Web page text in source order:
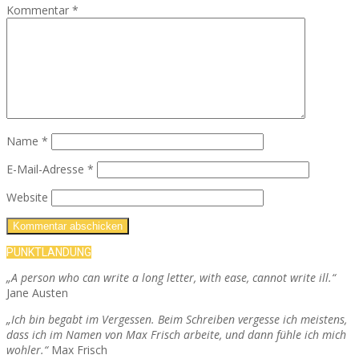
Kommentar *
Name *
E-Mail-Adresse *
Website
PUNKTLANDUNG
„A person who can write a long letter, with ease, cannot write ill.“
Jane Austen
„Ich bin begabt im Vergessen. Beim Schreiben vergesse ich meistens,
dass ich im Namen von Max Frisch arbeite, und dann fühle ich mich
wohler.“Max Frisch